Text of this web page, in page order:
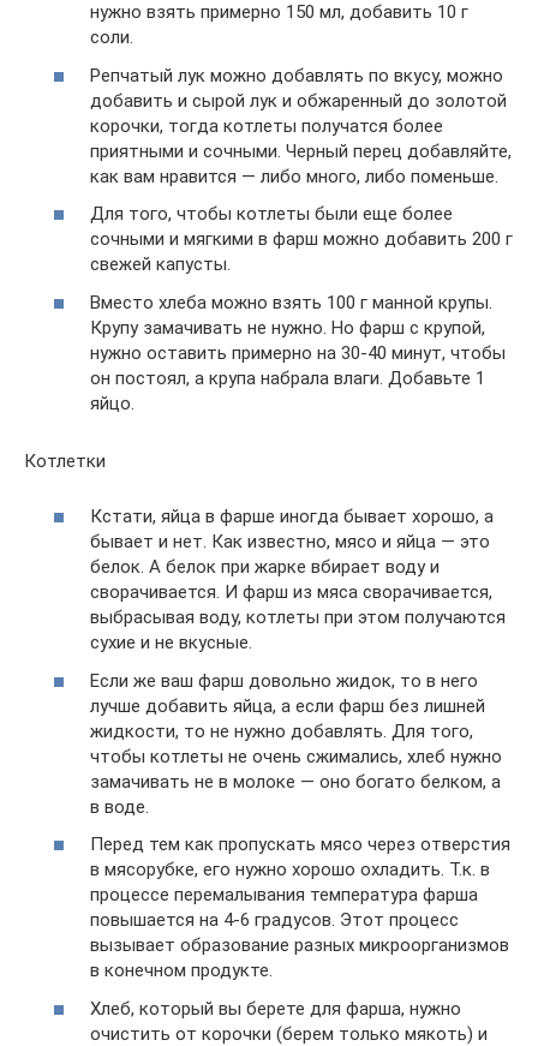
нужно взять примерно 150 мл, добавить 10 г
соли.
Репчатый лук можно добавлять по вкусу, можно
добавить и сырой лук и обжаренный до золотой
корочки, тогда котлеты получатся более
приятными и сочными. Черный перец добавляйте,
как вам нравится — либо много, либо поменьше.
Для того, чтобы котлеты были еще более
сочными и мягкими в фарш можно добавить 200 г
свежей капусты.
Вместо хлеба можно взять 100 г манной крупы.
Крупу замачивать не нужно. Но фарш с крупой,
нужно оставить примерно на 30-40 минут, чтобы
он постоял, а крупа набрала влаги. Добавьте 1
яйцо.
Котлетки
Кстати, яйца в фарше иногда бывает хорошо, а
бывает и нет. Как известно, мясо и яйца — это
белок. А белок при жарке вбирает воду и
сворачивается. И фарш из мяса сворачивается,
выбрасывая воду, котлеты при этом получаются
сухие и не вкусные.
Если же ваш фарш довольно жидок, то в него
лучше добавить яйца, а если фарш без лишней
жидкости, то не нужно добавлять. Для того,
чтобы котлеты не очень сжимались, хлеб нужно
замачивать не в молоке — оно богато белком, а
в воде.
Перед тем как пропускать мясо через отверстия
в мясорубке, его нужно хорошо охладить. Т.к. в
процессе перемалывания температура фарша
повышается на 4-6 градусов. Этот процесс
вызывает образование разных микроорганизмов
в конечном продукте.
Хлеб, который вы берете для фарша, нужно
очистить от корочки (берем только мякоть) и